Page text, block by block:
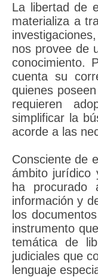
La libertad de
materializa a
nos provee de
conocimiento.
cuenta su
quienes
requieren
simplificar la
acorde a las
Consciente de
ámbito jurídico
ha procurado
información y
los
instrumento
temática de
judiciales que
lenguaje